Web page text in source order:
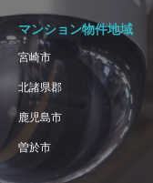
マンション物件地域
宮崎市
北諸県郡
鹿児島市
曽於市